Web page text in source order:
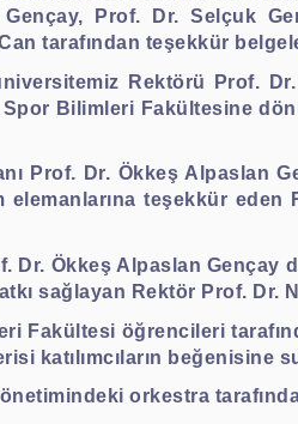
Prof. Dr. Selçuk
tarafından teşekkür
Rektörü Prof.
Spor Bilimleri Fakültesine
Prof. Dr. Ökkeş Alpaslan
teşekkür
Dr. Ökkeş Alpaslan Gençay
sağlayan Rektör Prof. Dr.
Fakültesi öğrencileri
katılımcıların beğenisine
orkestra